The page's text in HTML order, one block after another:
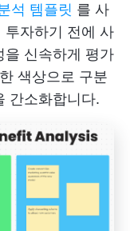
석 템플릿 를 사
투자하기 전에 사
을 신속하게 평가
색상으로 구분
간소화합니다.